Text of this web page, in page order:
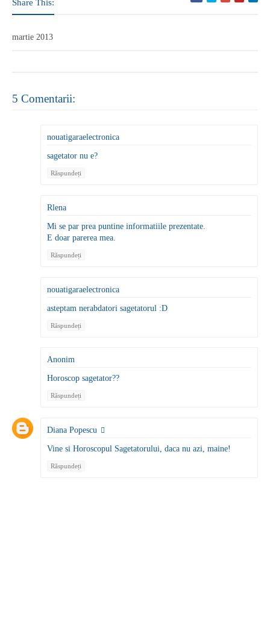
Share This:
martie 2013
5 Comentarii:
nouatigaraelectronica
sagetator nu e?
Răspundeți
Rlena
Mi se par prea puntine informatiile prezentate.
E doar parerea mea.
Răspundeți
nouatigaraelectronica
asteptam nerabdatori sagetatorul :D
Răspundeți
Anonim
Horoscop sagetator??
Răspundeți
Diana Popescu
Vine si Horoscopul Sagetatorului, daca nu azi, maine!
Răspundeți